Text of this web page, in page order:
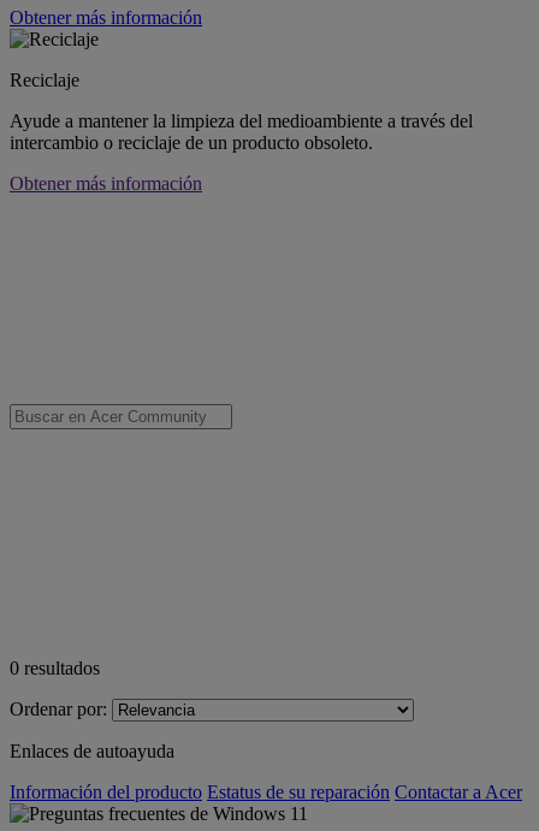
Obtener más información
Reciclaje
Ayude a mantener la limpieza del medioambiente a través del
intercambio o reciclaje de un producto obsoleto.
Obtener más información
0 resultados
Ordenar por:
Enlaces de autoayuda
Información del producto Estatus de su reparación Contactar a Acer